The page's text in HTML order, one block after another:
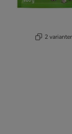
2 varianter